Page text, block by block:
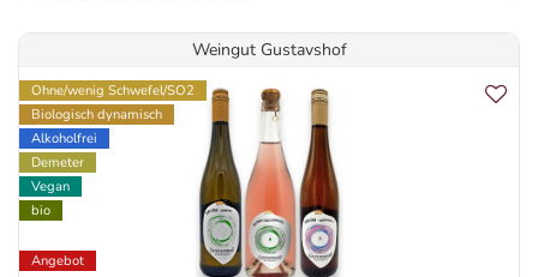
Weingut Gustavshof
Ohne/wenig Schwefel/SO2
Biologisch dynamisch
Alkoholfrei
Demeter
Vegan
bio
Angebot